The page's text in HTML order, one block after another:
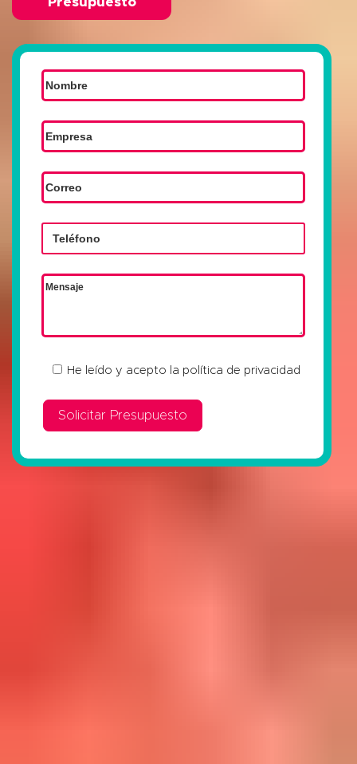
He leído y acepto la política de privacidad